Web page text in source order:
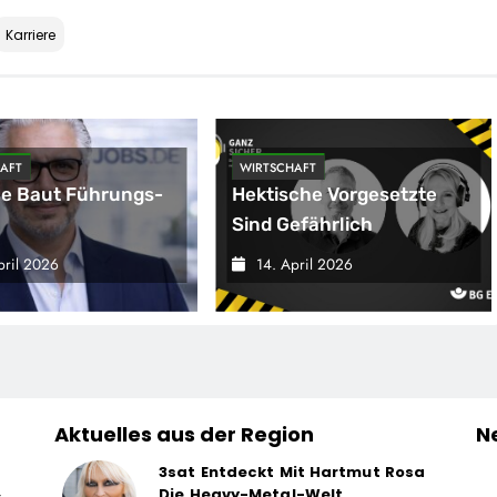
Karriere
Baut Führungs-
Weber
Schlüsselrolle
Im Jobiqo-
2026
WIRTSCHAFT
Hektische Vorgesetzte
Sind Gefährlich
14. April 2026
Aktuelles aus der Region
3sat Entdeckt Mit Hartmut Rosa